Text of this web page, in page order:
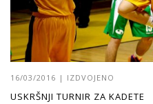
16/03/2016 | IZDVOJENO
USKRŠNJI TURNIR ZA KADETE